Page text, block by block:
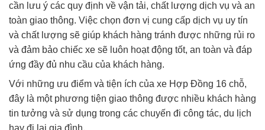
cần lưu ý các quy định về vận tải, chất lượng dịch vụ và an
toàn giao thông. Việc chọn đơn vị cung cấp dịch vụ uy tín
và chất lượng sẽ giúp khách hàng tránh được những rủi ro
và đảm bảo chiếc xe sẽ luôn hoạt động tốt, an toàn và đáp
ứng đầy đủ nhu cầu của khách hàng.
Với những ưu điểm và tiện ích của xe Hợp Đồng 16 chỗ,
đây là một phương tiện giao thông được nhiều khách hàng
tin tưởng và sử dụng trong các chuyến đi công tác, du lịch